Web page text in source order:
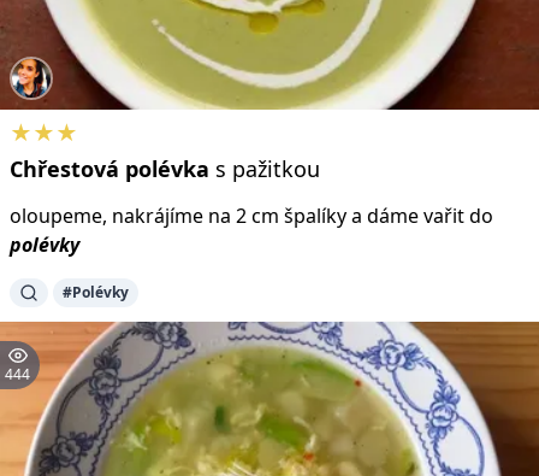
★★★
Chřestová polévka s pažitkou
oloupeme, nakrájíme na 2 cm špalíky a dáme vařit do
polévky
#Polévky
444